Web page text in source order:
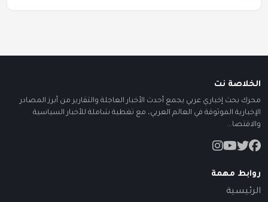
الخلاصة نت
محرك بحث إخباري عربي يجمع أحدث الأخبار العاجلة والتقارير من أبرز المصادر
الإخبارية الموثوقة في العالم العربي، مع تغطية شاملة للأخبار السياسية
والاقتصا...
روابط مهمة
الرئيسية